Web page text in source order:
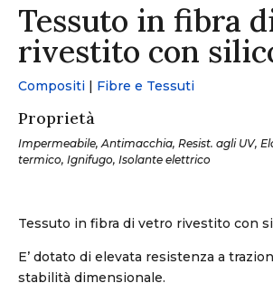
Tessuto in fibra
rivestito con
Compositi | Fibre e Tessuti
Proprietà
Impermeabile, Antimacchia, Resist. agli UV,
termico, Ignifugo, Isolante elettrico
Tessuto in fibra di vetro rivestito con
E’ dotato di elevata resistenza a
stabilità dimensionale.